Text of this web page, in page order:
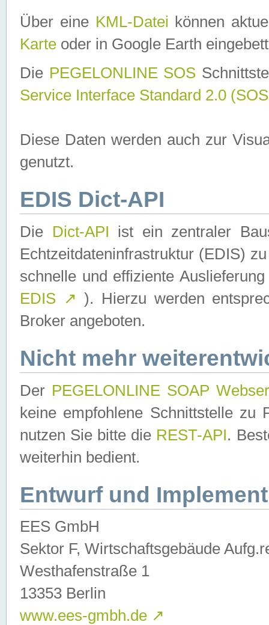
Über eine KML-Datei können
Karte oder in Google Earth
Die PEGELONLINE SOS
Service Interface Standard 2.0
Diese Daten werden auch zur
genutzt.
EDIS Dict-API
Die Dict-API ist ein zentraler
Echtzeitdateninfrastruktur (EDIS)
schnelle und effiziente
EDIS ↗ ). Hierzu werden
Broker angeboten.
Nicht mehr
Der PEGELONLINE SOAP
keine empfohlene Schnittstelle zu
nutzen Sie bitte die REST-API.
weiterhin bedient.
Entwurf und
EES GmbH
Sektor F, Wirtschaftsgebäude
Westhafenstraße 1
13353 Berlin
www.ees-gmbh.de ↗